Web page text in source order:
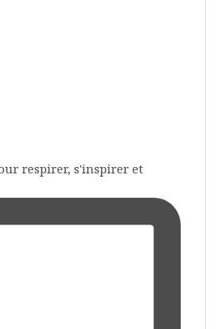
respirer, s'inspirer et